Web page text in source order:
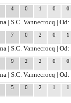
4 0 1 0 0
|S.C. Vannecrocq |
7 0 2 0 1
|S.C. Vannecrocq |
9 2 2 0 0
|S.C. Vannecrocq |
5 0 2 1 1